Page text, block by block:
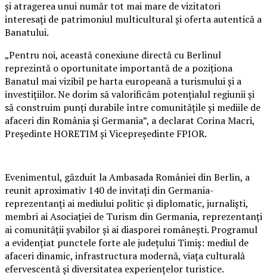
și atragerea unui număr tot mai mare de vizitatori
interesați de patrimoniul multicultural și oferta autentică a
Banatului.
„Pentru noi, această conexiune directă cu Berlinul
reprezintă o oportunitate importantă de a poziționa
Banatul mai vizibil pe harta europeană a turismului și a
investițiilor. Ne dorim să valorificăm potențialul regiunii și
să construim punți durabile între comunitățile și mediile de
afaceri din România și Germania”, a declarat Corina Macri,
Președinte HORETIM și Vicepreședinte FPIOR.
Evenimentul, găzduit la Ambasada României din Berlin, a
reunit aproximativ 140 de invitați din Germania-
reprezentanți ai mediului politic și diplomatic, jurnaliști,
membri ai Asociației de Turism din Germania, reprezentanți
ai comunității șvabilor și ai diasporei românești. Programul
a evidențiat punctele forte ale județului Timiș: mediul de
afaceri dinamic, infrastructura modernă, viața culturală
efervescentă și diversitatea experiențelor turistice.